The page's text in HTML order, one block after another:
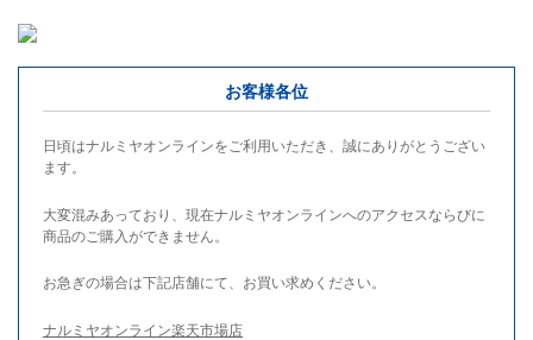
お客様各位
日頃はナルミヤオンラインをご利用いただき、誠にありがとうござい
ます。
大変混みあっており、現在ナルミヤオンラインへのアクセスならびに
商品のご購入ができません。
お急ぎの場合は下記店舗にて、お買い求めください。
ナルミヤオンライン楽天市場店